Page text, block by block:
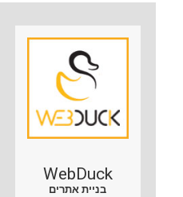
WebDuck
בניית אתרים